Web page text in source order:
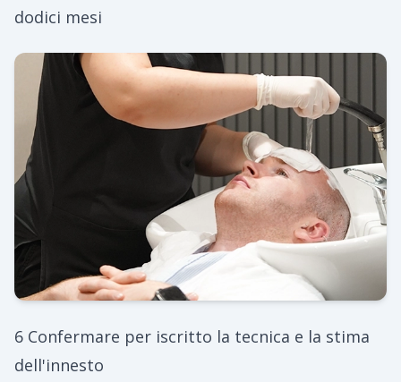
dodici mesi
6 Confermare per iscritto la tecnica e la stima
dell'innesto